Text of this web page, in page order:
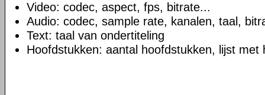
Video: codec, aspect, fps, bitrate...
Audio: codec, sample rate, kanalen, taal,
Text: taal van ondertiteling
Hoofdstukken: aantal hoofdstukken, lijst met